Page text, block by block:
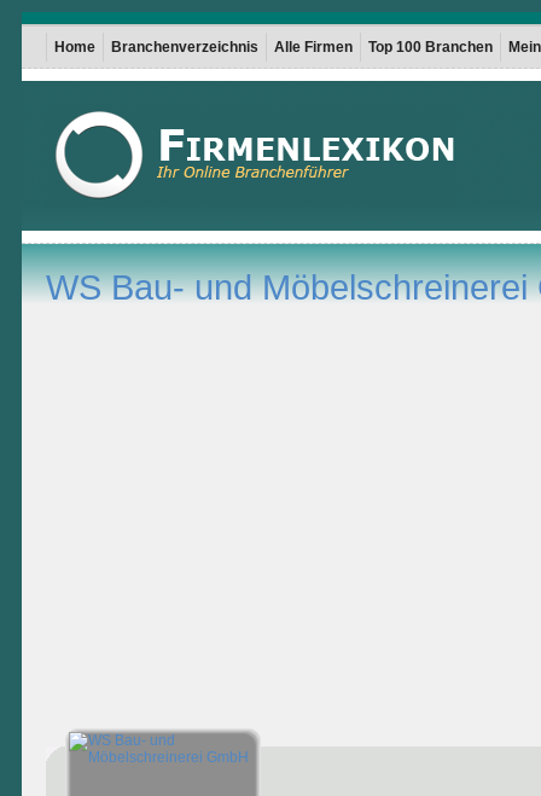
Home Branchenverzeichnis Alle Firmen Top 100 Branchen
WS Bau- und Möbelschreinerei